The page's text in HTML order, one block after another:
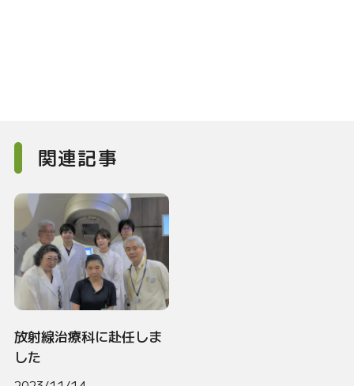
関連記事
放射線治療科に赴任しま
した